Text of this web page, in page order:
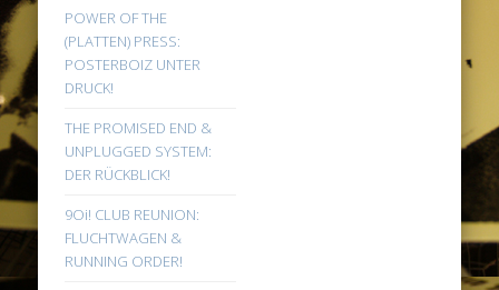
POWER OF THE
(PLATTEN) PRESS:
POSTERBOIZ UNTER
DRUCK!
THE PROMISED END &
UNPLUGGED SYSTEM:
DER RÜCKBLICK!
9Oi! CLUB REUNION:
FLUCHTWAGEN &
RUNNING ORDER!